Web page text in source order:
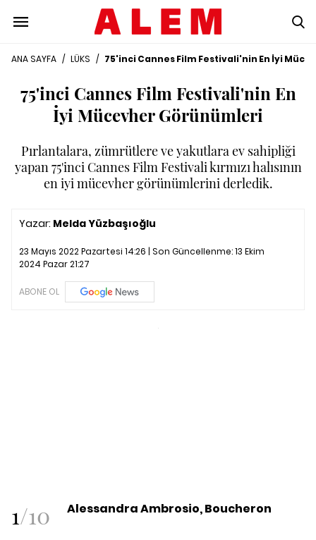
ANA SAYFA / LÜKS / 75'inci Cannes Film Festivali'nin En İyi
75'inci Cannes Film Festivali'nin En
İyi Mücevher Görünümleri
Pırlantalara, zümrütlere ve yakutlara ev sahipliği
yapan 75'inci Cannes Film Festivali kırmızı halısının
en iyi mücevher görünümlerini derledik.
Yazar: Melda Yüzbaşıoğlu
23 Mayıs 2022 Pazartesi 14:26 | Son Güncellenme:13 Ekim
2024 Pazar 21:27
ABONE OL
1/10 Alessandra Ambrosio, Boucheron